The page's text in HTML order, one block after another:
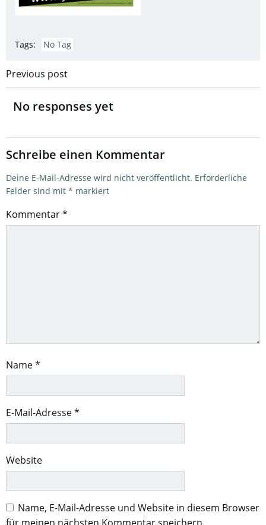
Tags: No Tag
Post
navigation
Previous post
No responses yet
Schreibe einen Kommentar
Deine E-Mail-Adresse wird nicht veröffentlicht. Erforderliche
Felder sind mit * markiert
Kommentar*
Name*
E-Mail-Adresse*
Website
Name, E-Mail-Adresse und Website in diesem Browser